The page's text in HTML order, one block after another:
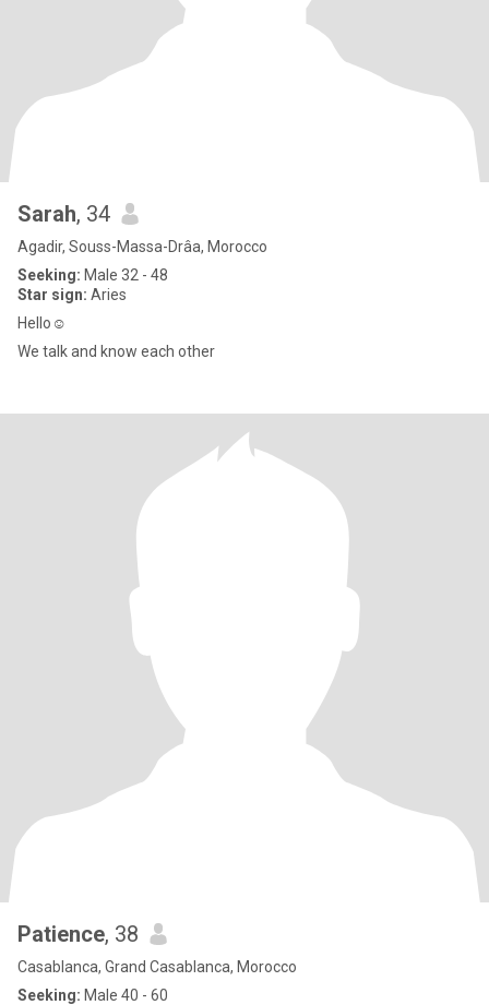
Sarah, 34
Agadir, Souss-Massa-Drâa, Morocco
Seeking: Male 32 - 48
Star sign: Aries
Hello☺
We talk and know each other
Patience, 38
Casablanca, Grand Casablanca, Morocco
Seeking: Male 40 - 60